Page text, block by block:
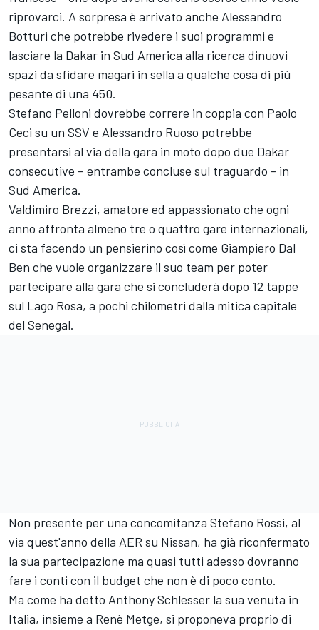
riprovarci. A sorpresa è arrivato anche Alessandro
Botturi che potrebbe rivedere i suoi programmi e
lasciare la Dakar in Sud America alla ricerca dinuovi
spazi da sfidare magari in sella a qualche cosa di più
pesante di una 450.
Stefano Pelloni dovrebbe correre in coppia con Paolo
Ceci su un SSV e Alessandro Ruoso potrebbe
presentarsi al via della gara in moto dopo due Dakar
consecutive – entrambe concluse sul traguardo - in
Sud America.
Valdimiro Brezzi, amatore ed appassionato che ogni
anno affronta almeno tre o quattro gare internazionali,
ci sta facendo un pensierino così come Giampiero Dal
Ben che vuole organizzare il suo team per poter
partecipare alla gara che si concluderà dopo 12 tappe
sul Lago Rosa, a pochi chilometri dalla mitica capitale
del Senegal.
Non presente per una concomitanza Stefano Rossi, al
via quest'anno della AER su Nissan, ha già riconfermato
la sua partecipazione ma quasi tutti adesso dovranno
fare i conti con il budget che non è di poco conto.
Ma come ha detto Anthony Schlesser la sua venuta in
Italia, insieme a Renè Metge, si proponeva proprio di